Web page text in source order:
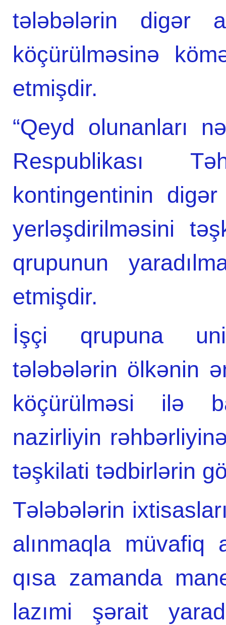
tələbələrin digər
köçürülməsinə
etmişdir.
“Qeyd olunanları
Respublikası
kontingentinin
yerləşdirilməsini
qrupunun
etmişdir.
İşçi qrupuna
tələbələrin ölkənin
köçürülməsi ilə
nazirliyin
təşkilati tədbirlərin
Tələbələrin
alınmaqla müvafiq
qısa zamanda
lazımi şərait